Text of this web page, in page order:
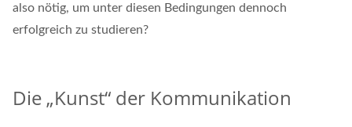
also nötig, um unter diesen Bedingungen dennoch
erfolgreich zu studieren?
Die „Kunst“ der Kommunikation